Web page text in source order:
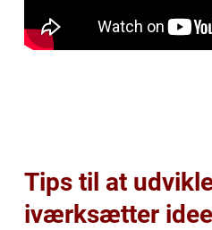
Tips til at
iværksætter